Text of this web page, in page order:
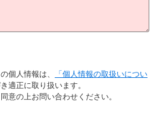
個人情報は、
「個人情報の取扱いについ
適正に取り扱います。
意の上お問い合わせください。